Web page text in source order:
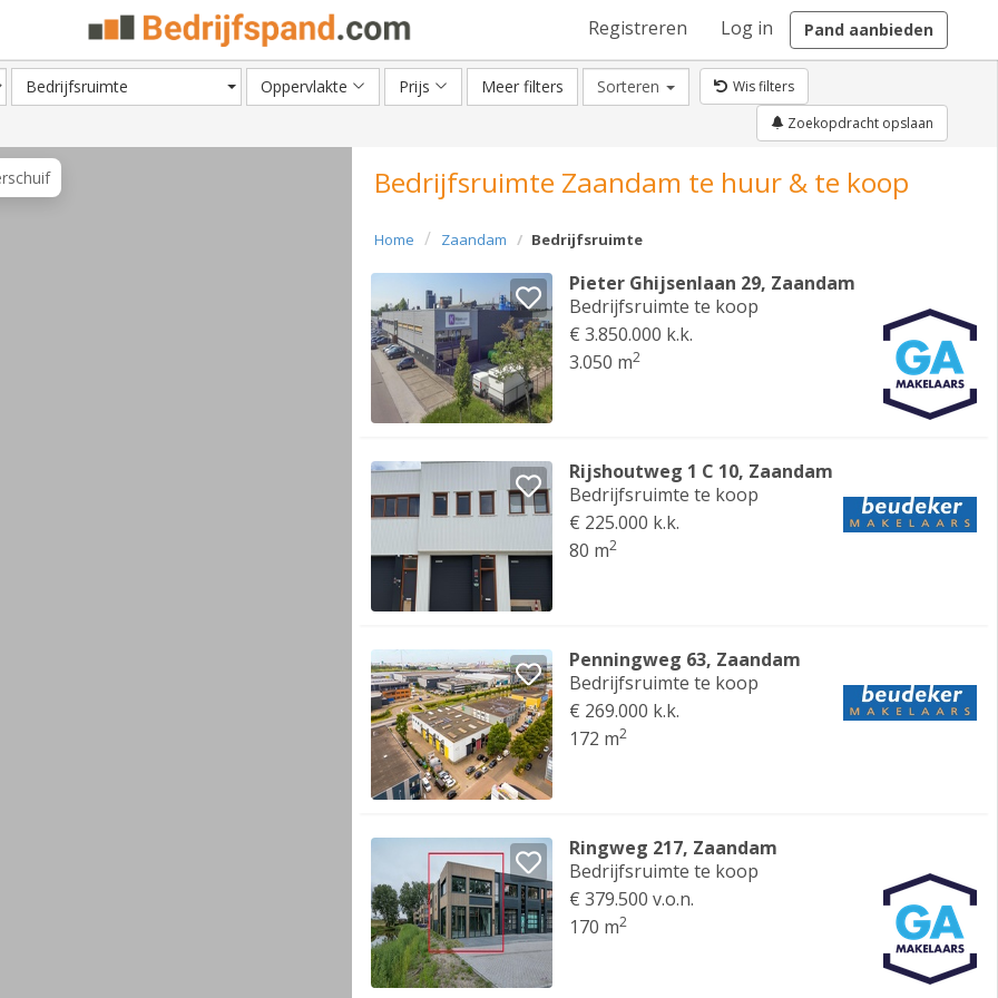
Registreren Log in Pand aanbieden
Bedrijfsruimte Oppervlakte Prijs Meer filters Sorteren
Wis filters
Zoekopdracht opslaan
Bedrijfsruimte Zaandam te huur & te koop
Home Zaandam Bedrijfsruimte
Pieter Ghijsenlaan 29, Zaandam
Bedrijfsruimte te koop
€ 3.850.000 k.k.
3.050 m2
Rijshoutweg 1 C 10, Zaandam
Bedrijfsruimte te koop
€ 225.000 k.k.
80 m2
Penningweg 63, Zaandam
Bedrijfsruimte te koop
€ 269.000 k.k.
172 m2
Ringweg 217, Zaandam
Bedrijfsruimte te koop
€ 379.500 v.o.n.
170 m2